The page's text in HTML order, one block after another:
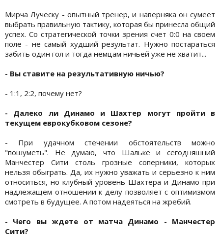
Мирча Луческу - опытный тренер, и наверняка он сумеет
выбрать правильную тактику, которая бы принесла общий
успех. Со стратегической точки зрения счет 0:0 на своем
поле - не самый худший результат. Нужно постараться
забить один гол и тогда немцам ничьей уже не хватит...
- Вы ставите на результативную ничью?
- 1:1, 2:2, почему нет?
- Далеко ли Динамо и Шахтер могут пройти в
текущем еврокубковом сезоне?
- При удачном стечении обстоятельств можно
"пошуметь". Не думаю, что Шальке и сегодняшний
Манчестер Сити столь грозные соперники, которых
нельзя обыграть. Да, их нужно уважать и серьезно к ним
относиться, но клубный уровень Шахтера и Динамо при
надлежащем отношении к делу позволяет с оптимизмом
смотреть в будущее. А потом надеяться на жребий.
- Чего вы ждете от матча Динамо - Манчестер
Сити?